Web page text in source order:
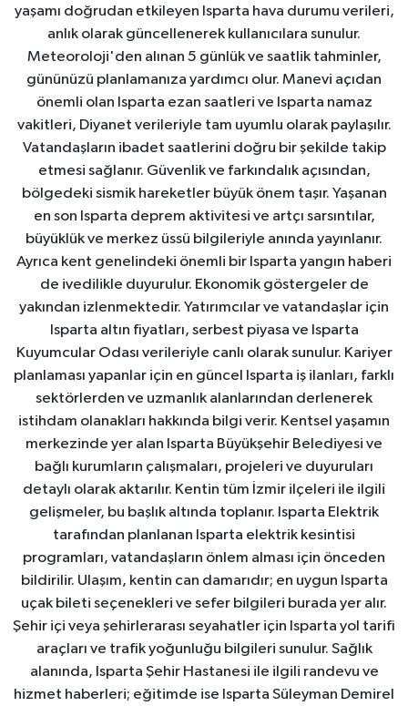
yaşamı doğrudan etkileyen Isparta hava durumu verileri,
anlık olarak güncellenerek kullanıcılara sunulur.
Meteoroloji'den alınan 5 günlük ve saatlik tahminler,
gününüzü planlamanıza yardımcı olur. Manevi açıdan
önemli olan Isparta ezan saatleri ve Isparta namaz
vakitleri, Diyanet verileriyle tam uyumlu olarak paylaşılır.
Vatandaşların ibadet saatlerini doğru bir şekilde takip
etmesi sağlanır. Güvenlik ve farkındalık açısından,
bölgedeki sismik hareketler büyük önem taşır. Yaşanan
en son Isparta deprem aktivitesi ve artçı sarsıntılar,
büyüklük ve merkez üssü bilgileriyle anında yayınlanır.
Ayrıca kent genelindeki önemli bir Isparta yangın haberi
de ivedilikle duyurulur. Ekonomik göstergeler de
yakından izlenmektedir. Yatırımcılar ve vatandaşlar için
Isparta altın fiyatları, serbest piyasa ve Isparta
Kuyumcular Odası verileriyle canlı olarak sunulur. Kariyer
planlaması yapanlar için en güncel Isparta iş ilanları, farklı
sektörlerden ve uzmanlık alanlarından derlenerek
istihdam olanakları hakkında bilgi verir. Kentsel yaşamın
merkezinde yer alan Isparta Büyükşehir Belediyesi ve
bağlı kurumların çalışmaları, projeleri ve duyuruları
detaylı olarak aktarılır. Kentin tüm İzmir ilçeleri ile ilgili
gelişmeler, bu başlık altında toplanır. Isparta Elektrik
tarafından planlanan Isparta elektrik kesintisi
programları, vatandaşların önlem alması için önceden
bildirilir. Ulaşım, kentin can damarıdır; en uygun Isparta
uçak bileti seçenekleri ve sefer bilgileri burada yer alır.
Şehir içi veya şehirlerarası seyahatler için Isparta yol tarifi
araçları ve trafik yoğunluğu bilgileri sunulur. Sağlık
alanında, Isparta Şehir Hastanesi ile ilgili randevu ve
hizmet haberleri; eğitimde ise Isparta Süleyman Demirel